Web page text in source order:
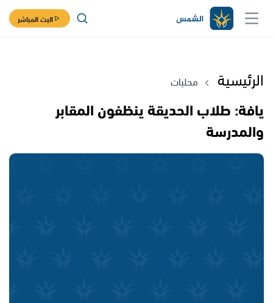
البث المباشر
الرئيسية محليات
يافة: طلاب الحديقة ينظفون المقابر
والمدرسة